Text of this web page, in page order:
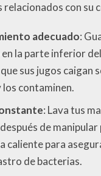
relacionados con su
adecuado:
en la parte inferior
sus jugos caigan
contaminen.
: Lava tus
de
caliente para
de bacterias.